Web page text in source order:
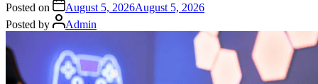
Posted on August 5, 2026August 5, 2026
Posted by
Admin